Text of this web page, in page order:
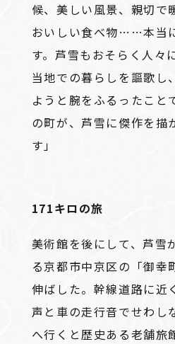
候、美しい風景、親切で
おいしい食べ物……本当
す。芦雪もおそらく人々
当地での暮らしを謳歌し
ようと腕をふるったこと
の町が、芦雪に傑作を描
す」
171キロの旅
美術館を後にして、芦雪
る京都市中京区の「御幸
伸ばした。幹線道路に近
声と車の走行音でせわし
へ行くと歴史ある老舗旅